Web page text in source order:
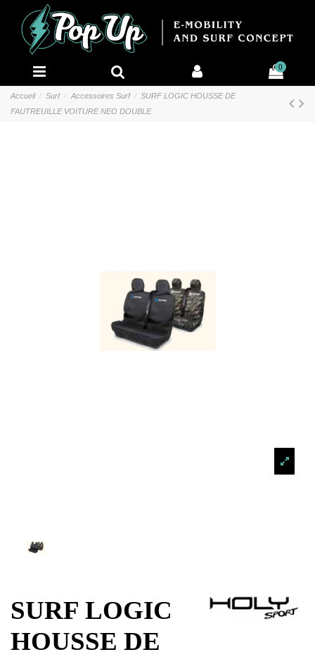
0
Accueil Surf Accessoires Surf
SURF LOGIC HOUSSE DE
FAUTREUILLE VOITURE NEO DOUBLE
SURF LOGIC
HOUSSE DE